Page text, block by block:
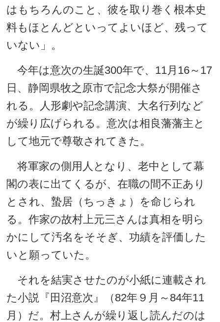
はもちろんのこと、彼を取り巻く根本史
料もほとんどといってよいほど、残って
いない」。
今年は意次の生誕300年で、11月16～17
日、静岡県牧之原市で記念大祭が開催さ
れる。人形劇や記念講演、大名行列など
が繰り広げられる。意次は相良藩藩主と
して地元で尊敬されてきた。
将軍家の側用人となり、老中として幕
閣の表に出てくるが、在職の間不正あり
とされ、蟄居（ちっきょ）を命じられ
る。作家の故村上元三さんは真相を明ら
かにして汚名をそそぎ、功績を評価した
いと願っていた。
それを結実させたのが小紙に連載され
た小説『田沼意次』（82年９月～84年11
月）だ。村上さんが繰り返し読んだのは